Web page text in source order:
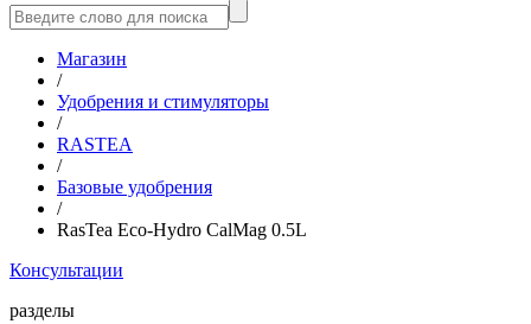
Магазин
/
Удобрения и стимуляторы
/
RASTEA
/
Базовые удобрения
/
RasTea Eco-Hydro CalMag 0.5L
Консультации
разделы